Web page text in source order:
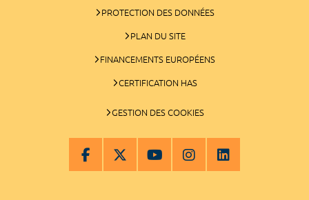
PROTECTION DES DONNÉES
PLAN DU SITE
FINANCEMENTS EUROPÉENS
CERTIFICATION HAS
GESTION DES COOKIES